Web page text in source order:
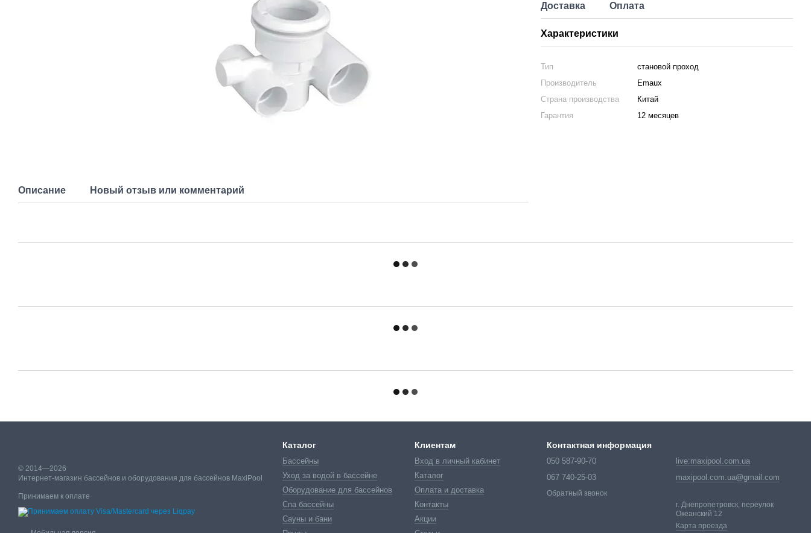
Описание Новый отзыв или комментарий
Доставка Оплата
Характеристики
Тип
становой проход
Производитель
Emaux
Страна производства
Китай
Гарантия
12 месяцев
© 2014—2026
Интернет-магазин бассейнов и оборудования для бассейнов MaxiPool
Принимаем к оплате
Каталог
Бассейны
Уход за водой в бассейне
Оборудование для бассейнов
Спа бассейны
Сауны и бани
Клиентам
Вход в личный кабинет
Каталог
Оплата и доставка
Контакты
Акции
Контактная информация
050 587-90-70
067 740-25-03
Обратный звонок
live:maxipool.com.ua
maxipool.com.ua@gmail.com
г. Днепропетровск, переулок
Океанский 12
Карта проезда